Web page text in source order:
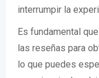
interrumpir la
Es fundamental
las reseñas para
lo que puedes